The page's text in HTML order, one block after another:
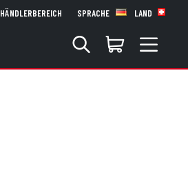
HÄNDLERBEREICH SPRACHE LAND